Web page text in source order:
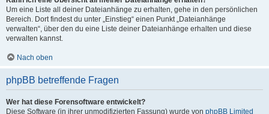
Um eine Liste all deiner Dateianhänge zu erhalten, gehe in den persönlichen
Bereich. Dort findest du unter „Einstieg“ einen Punkt „Dateianhänge
verwalten“, über den du eine Liste deiner Dateianhänge erhalten und diese
verwalten kannst.
Nach oben
phpBB betreffende Fragen
Wer hat diese Forensoftware entwickelt?
Diese Software (in ihrer unmodifizierten Fassung) wurde von phpBB Limited